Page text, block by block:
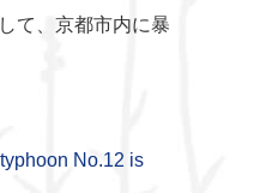
て、京都市内に暴
No.12 is